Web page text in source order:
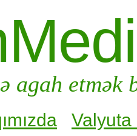
agah
Valyuta